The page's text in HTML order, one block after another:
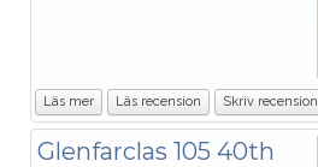
Läs mer Läs recension Skriv recension
Glenfarclas 105 40th